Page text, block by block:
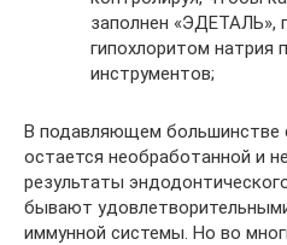
заполнен «ЭДЕТАЛЬ»,
гипохлоритом натрия
инструментов;
В подавляющем большинстве
остается необработанной и
результаты
бывают
иммунной системы. Но во